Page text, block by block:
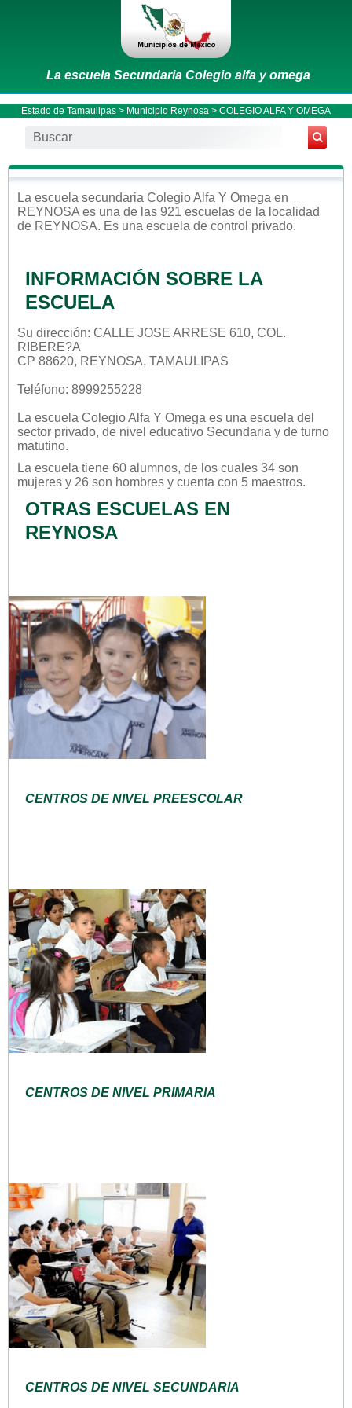
La escuela Secundaria Colegio alfa y omega
Estado de Tamaulipas > Municipio Reynosa > COLEGIO ALFA Y OMEGA
La escuela secundaria Colegio Alfa Y Omega en
REYNOSA es una de las 921 escuelas de la localidad
de REYNOSA. Es una escuela de control privado.
INFORMACIÓN SOBRE LA
ESCUELA
Su dirección: CALLE JOSE ARRESE 610, COL.
RIBERE?A
CP 88620, REYNOSA, TAMAULIPAS
Teléfono: 8999255228
La escuela Colegio Alfa Y Omega es una escuela del
sector privado, de nivel educativo Secundaria y de turno
matutino.
La escuela tiene 60 alumnos, de los cuales 34 son
mujeres y 26 son hombres y cuenta con 5 maestros.
OTRAS ESCUELAS EN
REYNOSA
CENTROS DE NIVEL PREESCOLAR
CENTROS DE NIVEL PRIMARIA
CENTROS DE NIVEL SECUNDARIA